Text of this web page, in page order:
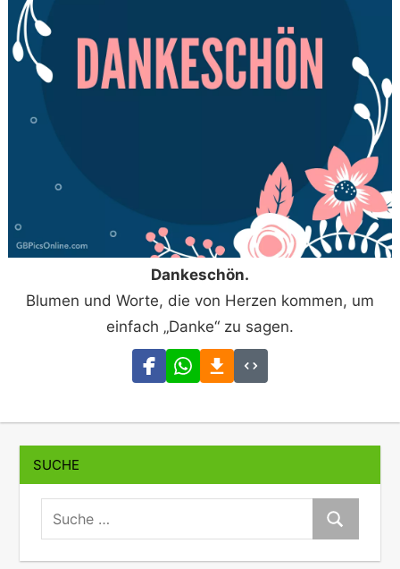
Dankeschön.
Blumen und Worte, die von Herzen kommen, um
einfach „Danke“ zu sagen.
SUCHE
suche:
Suche